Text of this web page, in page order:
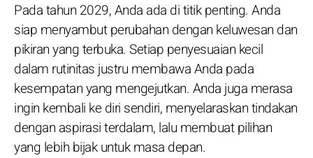
Pada tahun 2029, Anda ada di titik penting. Anda
siap menyambut perubahan dengan keluwesan dan
pikiran yang terbuka. Setiap penyesuaian kecil
dalam rutinitas justru membawa Anda pada
kesempatan yang mengejutkan. Anda juga merasa
ingin kembali ke diri sendiri, menyelaraskan tindakan
dengan aspirasi terdalam, lalu membuat pilihan
yang lebih bijak untuk masa depan.